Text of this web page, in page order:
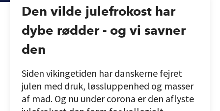
Den vilde julefrokost har
dybe rødder - og vi savner
den
Siden vikingetiden har danskerne fejret
julen med druk, løssluppenhed og masser
af mad. Og nu under corona er den aflyste